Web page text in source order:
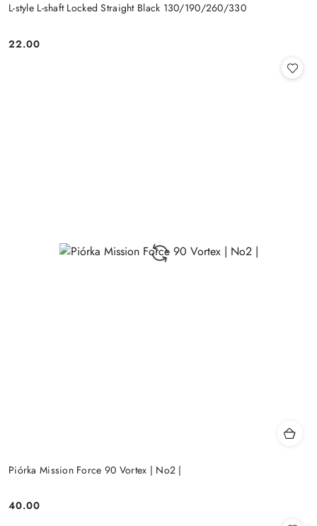
L-style L-shaft Locked Straight Black 130/190/260/330
Cena:
22.00
Piórka Mission Force 90 Vortex | No2 |
Cena:
40.00